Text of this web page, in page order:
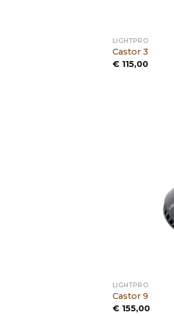
LIGHTPRO
Castor 3
€115,00
LIGHTPRO
Castor 9
€155,00